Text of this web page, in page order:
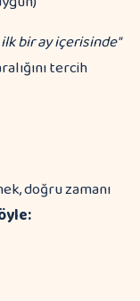
ilk bir ay içerisinde"
tercih
doğru zamanı